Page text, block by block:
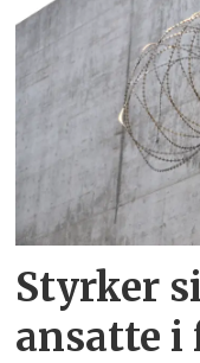
Styrker
ansatte i